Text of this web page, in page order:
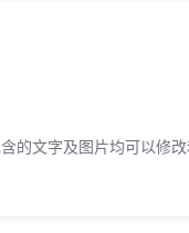
的文字及图片均可以修